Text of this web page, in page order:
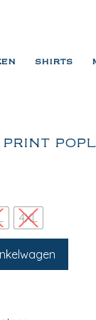
SHIRTS
4XL